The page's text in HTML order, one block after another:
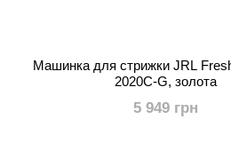
Машинка для стрижки JRL
2020C-G, золота
5 949 грн